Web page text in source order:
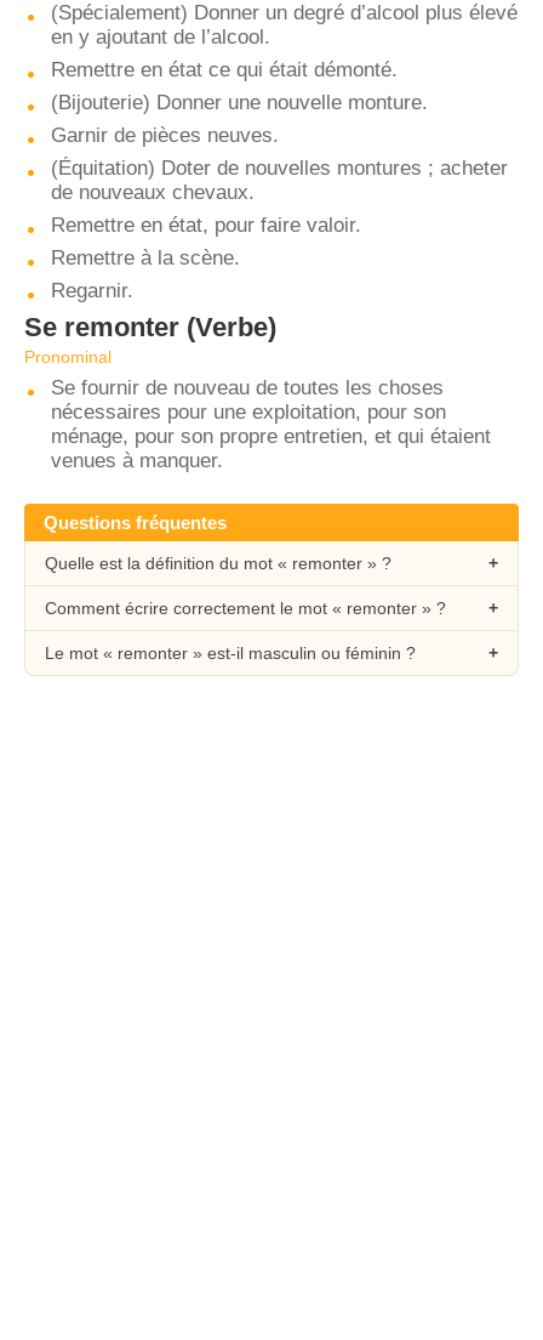
(Spécialement) Donner un degré d’alcool plus élevé
en y ajoutant de l’alcool.
Remettre en état ce qui était démonté.
(Bijouterie) Donner une nouvelle monture.
Garnir de pièces neuves.
(Équitation) Doter de nouvelles montures ; acheter
de nouveaux chevaux.
Remettre en état, pour faire valoir.
Remettre à la scène.
Regarnir.
Se remonter (Verbe)
Pronominal
Se fournir de nouveau de toutes les choses
nécessaires pour une exploitation, pour son
ménage, pour son propre entretien, et qui étaient
venues à manquer.
Questions fréquentes
Quelle est la définition du mot « remonter » ?
Comment écrire correctement le mot « remonter » ?
Le mot « remonter » est-il masculin ou féminin ?